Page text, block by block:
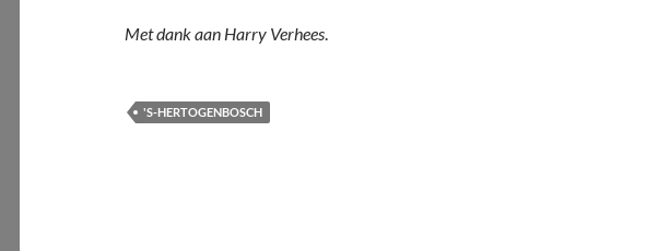
Met dank aan Harry Verhees.
'S-HERTOGENBOSCH